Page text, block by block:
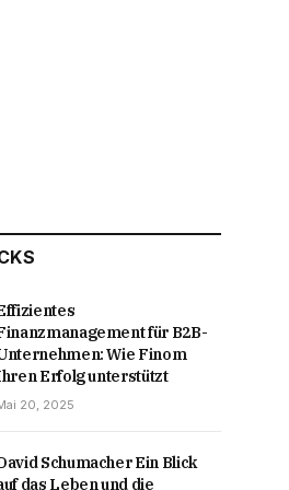
für B2B-
Wie Finom
Erfolg unterstützt
20, 2025
Schumacher Ein Blick
das Leben und die